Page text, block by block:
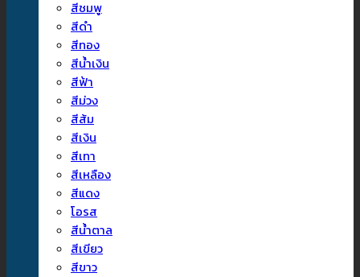
สีชมพู
สีดำ
สีทอง
สีน้ำเงิน
สีฟ้า
สีม่วง
สีส้ม
สีเงิน
สีเทา
สีเหลือง
สีแดง
โอรส
สีน้ำตาล
สีเขียว
สีขาว